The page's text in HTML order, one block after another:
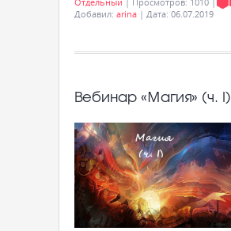
Добавил: arina | Дата: 06.07.2019
Вебинар «Магия» (ч. I)